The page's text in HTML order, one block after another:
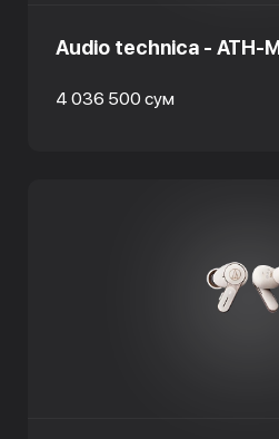
Audio technica - ATH-
4 036 500 сум